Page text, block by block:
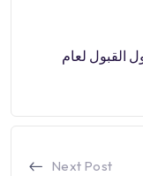
القبول لعام
Next Post